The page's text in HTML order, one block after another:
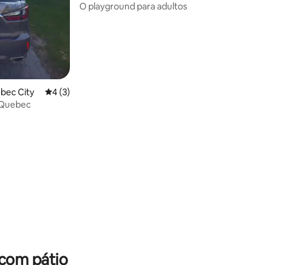
City 4 de uma avaliação média de 5, 3 avaliações
4 (3)
O playground para adultos
pátio